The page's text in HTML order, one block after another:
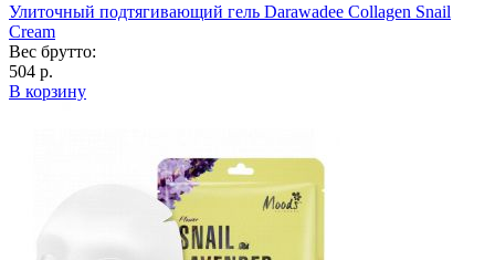
Улиточный подтягивающий гель Darawadee Collagen Snail
Cream
Вес брутто:
504 р.
В корзину